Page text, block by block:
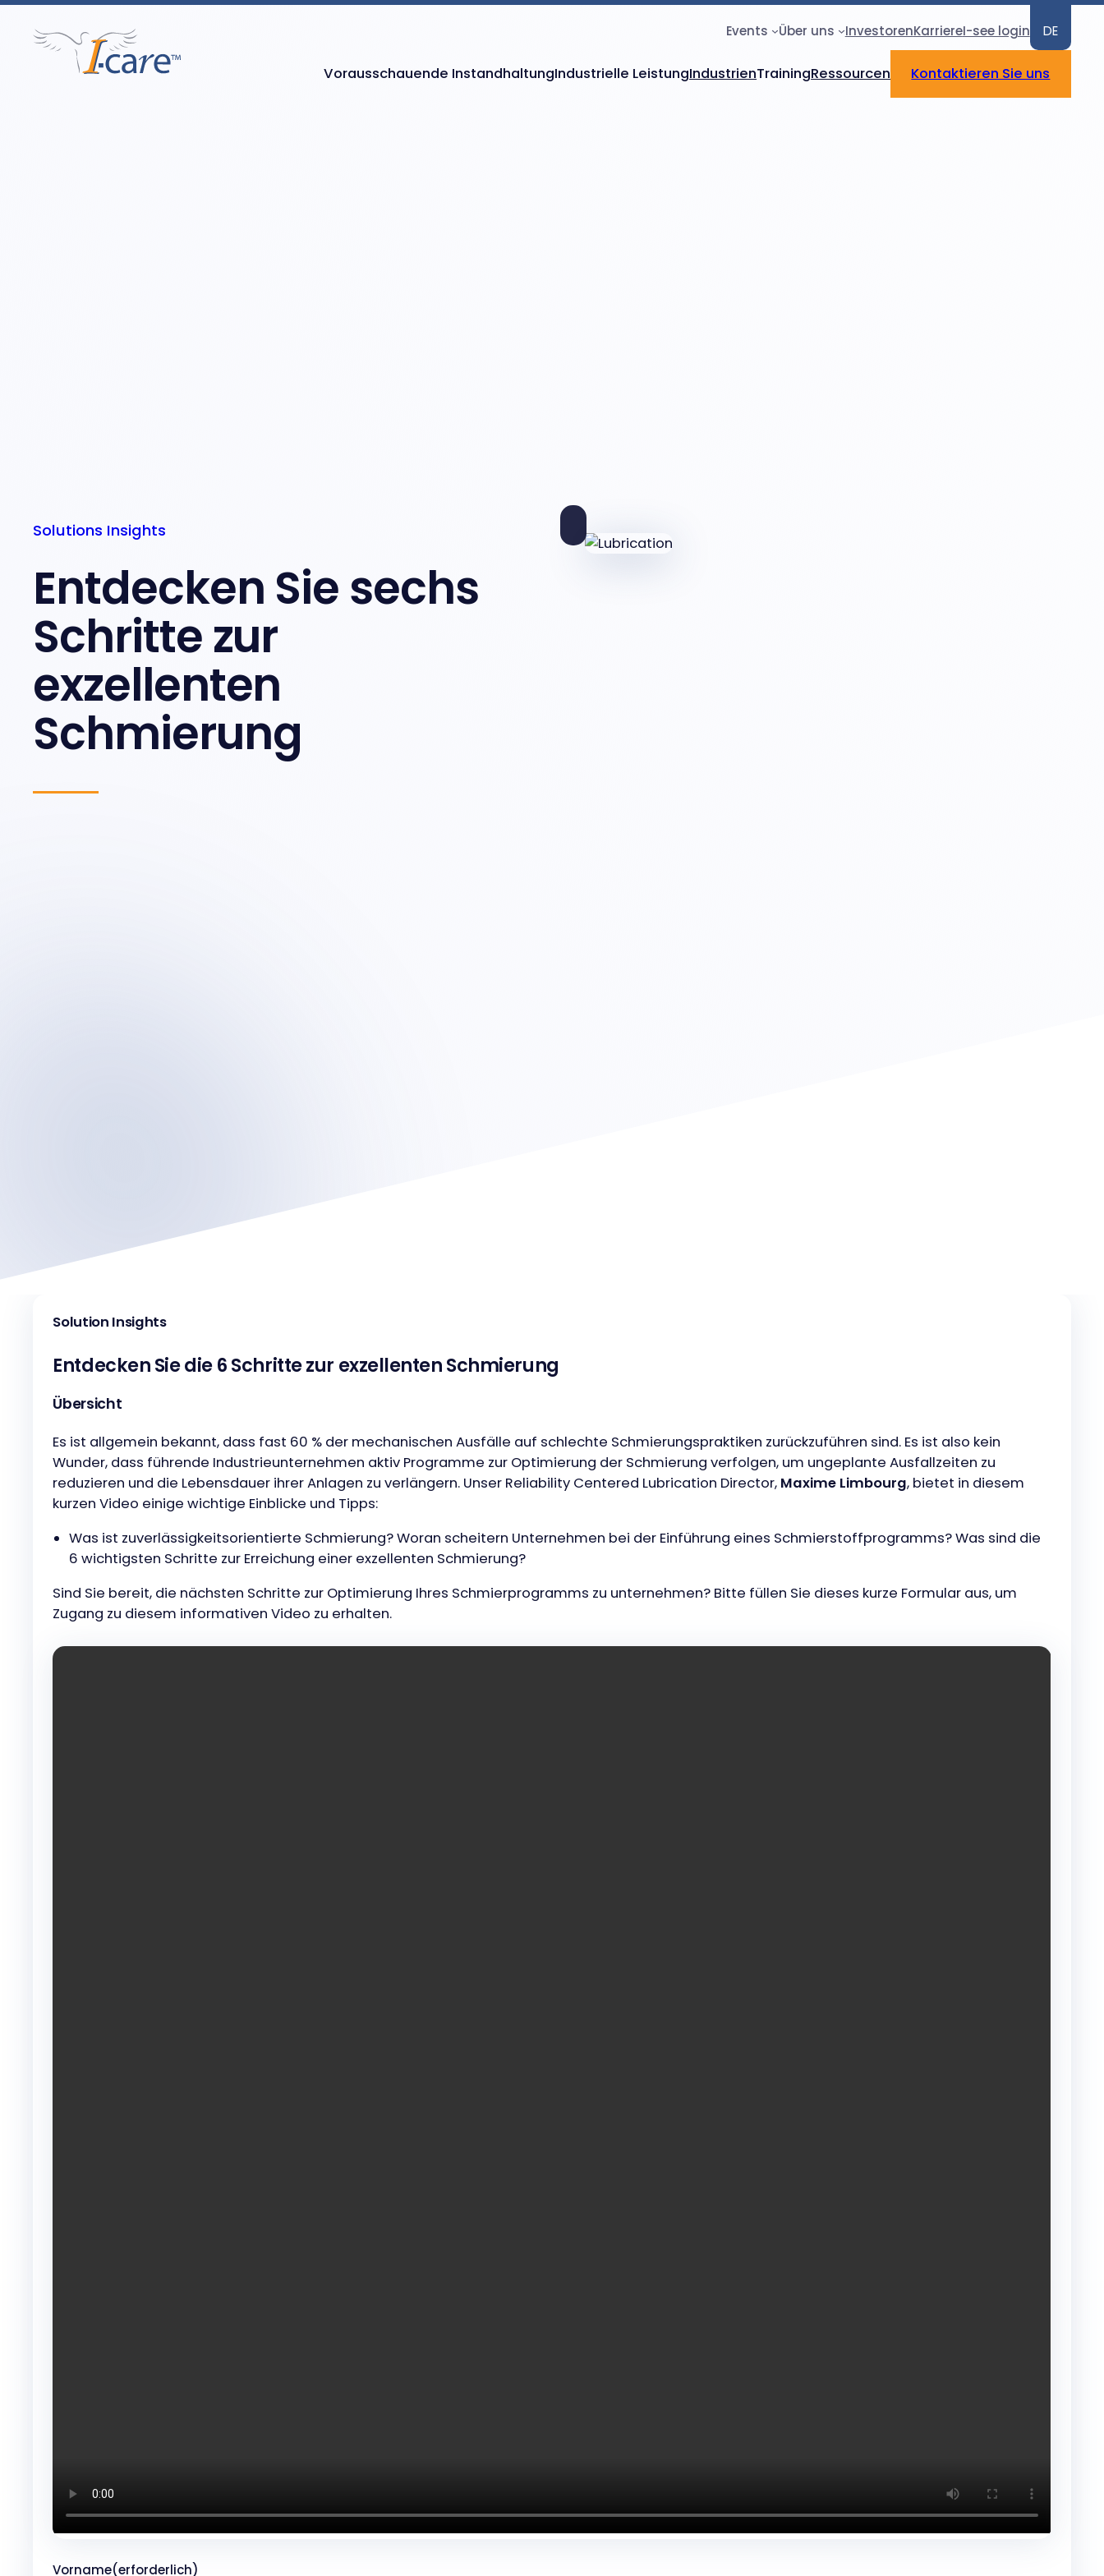
Events Über uns InvestorenKarriereI-see login DE
Vorausschauende InstandhaltungIndustrielle LeistungIndustrienTrainingRessourcen Kontaktieren Sie uns
Solutions Insights
Entdecken Sie sechs
Schritte zur
exzellenten
Schmierung
Solution Insights
Entdecken Sie die 6 Schritte zur exzellenten Schmierung
Übersicht
Es ist allgemein bekannt, dass fast 60 % der mechanischen Ausfälle auf schlechte Schmierungspraktiken zurückzuführen sind. Es ist also kein
Wunder, dass führende Industrieunternehmen aktiv Programme zur Optimierung der Schmierung verfolgen, um ungeplante Ausfallzeiten zu
reduzieren und die Lebensdauer ihrer Anlagen zu verlängern. Unser Reliability Centered Lubrication Director, Maxime Limbourg, bietet in diesem
kurzen Video einige wichtige Einblicke und Tipps:
Was ist zuverlässigkeitsorientierte Schmierung? Woran scheitern Unternehmen bei der Einführung eines Schmierstoffprogramms? Was sind die
6 wichtigsten Schritte zur Erreichung einer exzellenten Schmierung?
Sind Sie bereit, die nächsten Schritte zur Optimierung Ihres Schmierprogramms zu unternehmen? Bitte füllen Sie dieses kurze Formular aus, um
Zugang zu diesem informativen Video zu erhalten.
Vorname(erforderlich)